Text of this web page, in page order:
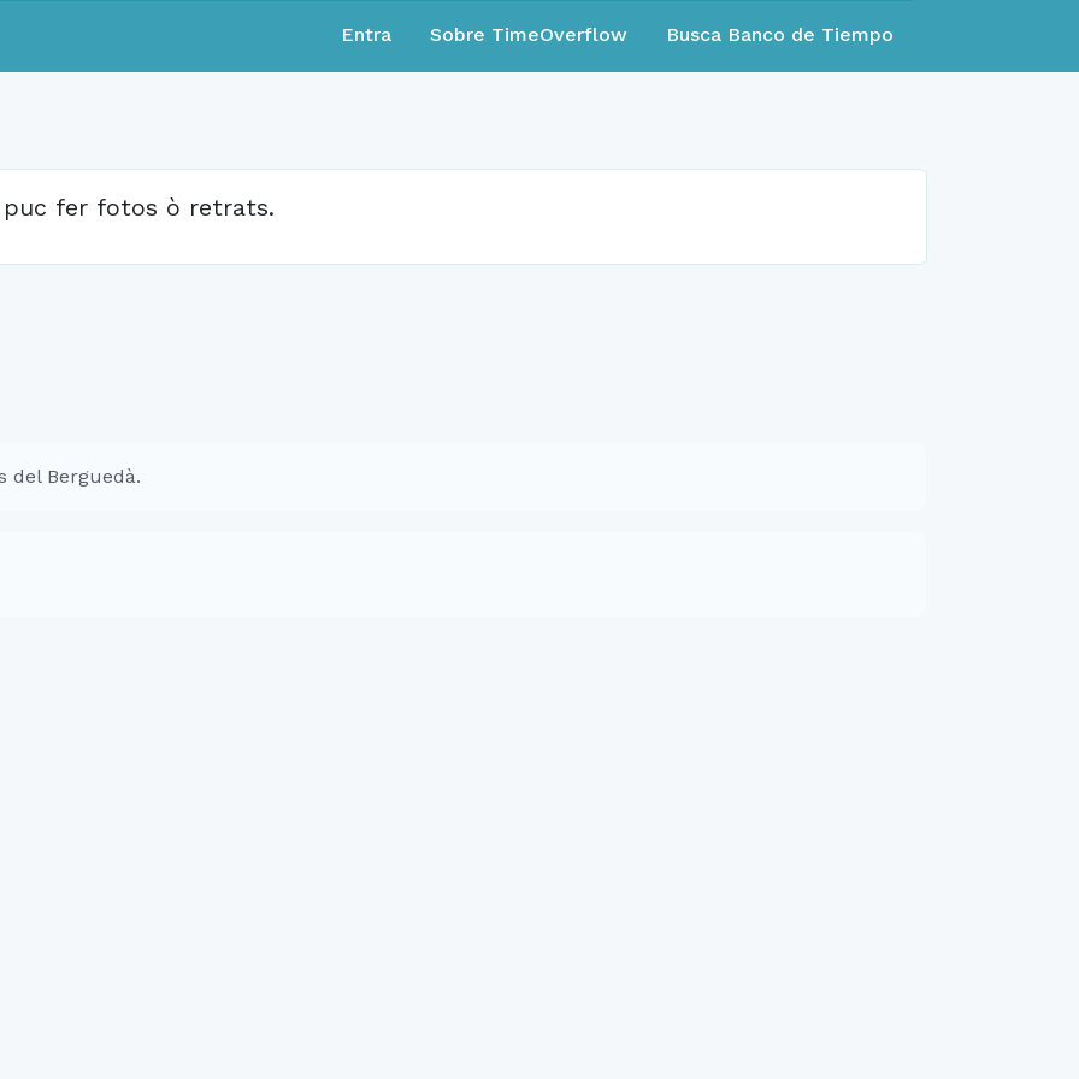
Entra Sobre TimeOverflow Busca Banco de Tiempo
fer fotos ò retrats.
del Berguedà.